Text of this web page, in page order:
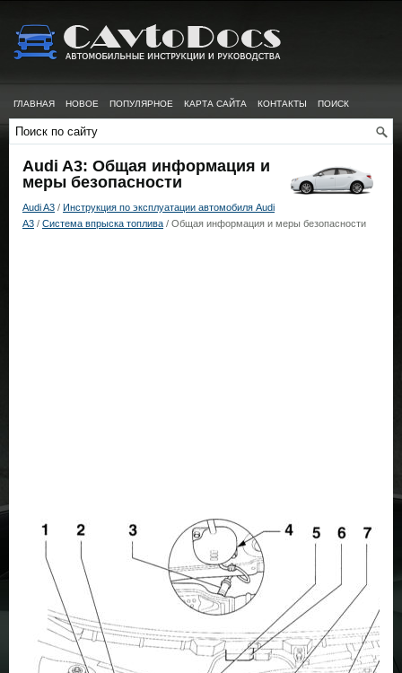
ГЛАВНАЯ НОВОЕ ПОПУЛЯРНОЕ КАРТА САЙТА КОНТАКТЫ ПОИСК
Audi A3: Общая информация и
меры безопасности
Audi A3 / Инструкция по эксплуатации автомобиля Audi
A3 / Система впрыска топлива / Общая информация и меры безопасности